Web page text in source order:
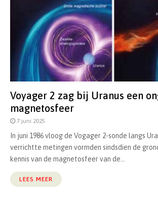
Voyager 2 zag bij Uranus een
magnetosfeer
7 juni 2025
In juni 1986 vloog de Vogager 2-sonde langs
verrichtte metingen vormden sindsdien de
kennis van de magnetosfeer van de...
LEES MEER